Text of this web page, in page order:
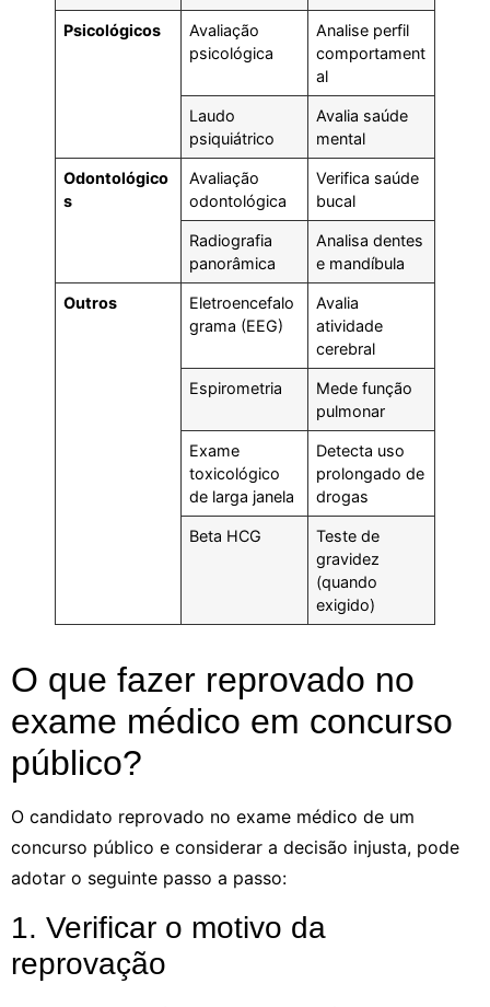
Psicológicos
Avaliação
psicológica
Analise perfil
comportament
al
Laudo
psiquiátrico
Avalia saúde
mental
Odontológico
s
Avaliação
odontológica
Verifica saúde
bucal
Radiografia
panorâmica
Analisa dentes
e mandíbula
Outros
Eletroencefalo
grama (EEG)
Avalia
atividade
cerebral
Espirometria
Mede função
pulmonar
Exame
toxicológico
de larga janela
Detecta uso
prolongado de
drogas
Beta HCG
Teste de
gravidez
(quando
exigido)
O que fazer reprovado no
exame médico em concurso
público?
O candidato reprovado no exame médico de um
concurso público e considerar a decisão injusta, pode
adotar o seguinte passo a passo:
1. Verificar o motivo da
reprovação